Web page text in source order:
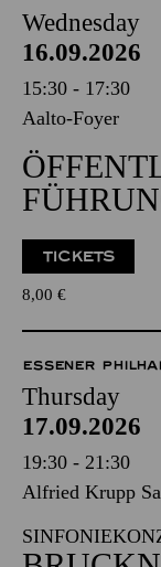
Wednesday
16.09.2026
15:30 - 17:30
Aalto-Foyer
TICKETS
8,00 €
ESSENER
Thursday
17.09.2026
19:30 - 21:30
Alfried Krupp